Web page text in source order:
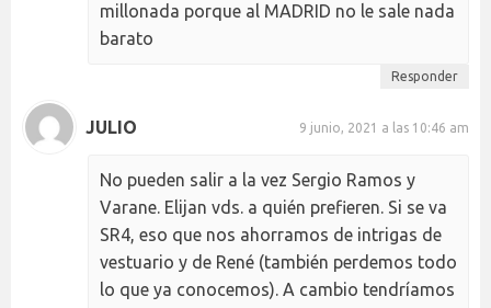
millonada porque al MADRID no le sale nada
barato
Responder
JULIO 9 junio, 2021 a las 10:46 am
No pueden salir a la vez Sergio Ramos y
Varane. Elijan vds. a quién prefieren. Si se va
SR4, eso que nos ahorramos de intrigas de
vestuario y de René (también perdemos todo
lo que ya conocemos). A cambio tendríamos